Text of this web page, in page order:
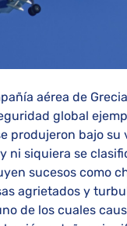
aérea de
global
produjeron bajo su
ni siquiera se
sucesos como
agrietados y
de los cuales